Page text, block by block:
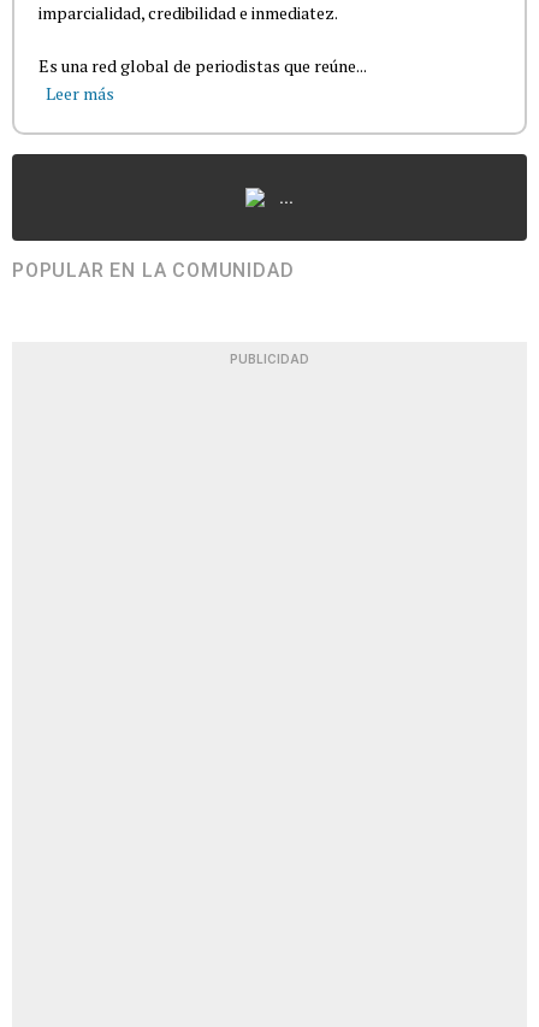
imparcialidad, credibilidad e inmediatez.
Es una red global de periodistas que reúne...
Leer más
...
POPULAR EN LA COMUNIDAD
PUBLICIDAD